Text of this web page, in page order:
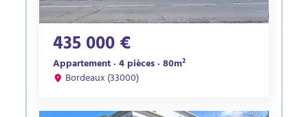
435 000 €
Appartement · 4 pièces · 80m²
Bordeaux (33000)